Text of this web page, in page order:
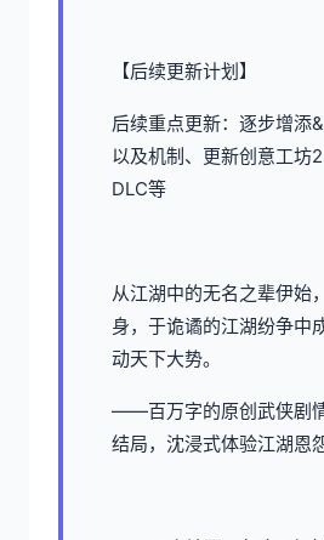
【后续更新计划】
后续重点更新：逐步增添
以及机制、更新创意工坊
DLC等
从江湖中的无名之辈伊始
身，于诡谲的江湖纷争中
动天下大势。
——百万字的原创武侠剧
结局，沈浸式体验江湖恩